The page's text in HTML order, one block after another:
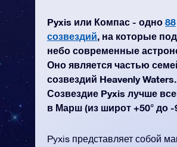
Pyxis или Компас - одно 88
созвездий, на которые
небо современные
Оно является частью
созвездий Heavenly Waters.
Созвездие Pyxis лучше
в Марш (из широт +50° до -
Pyxis представляет собой